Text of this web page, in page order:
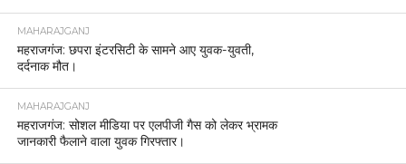
MAHARAJGANJ
महराजगंज: छपरा इंटरसिटी के सामने आए युवक-युवती,
दर्दनाक मौत।
MAHARAJGANJ
महराजगंज: सोशल मीडिया पर एलपीजी गैस को लेकर भ्रामक
जानकारी फैलाने वाला युवक गिरफ्तार।